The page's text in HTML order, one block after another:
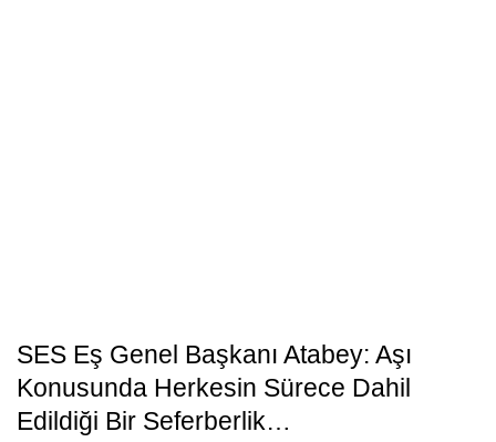
SES Eş Genel Başkanı Atabey: Aşı
Konusunda Herkesin Sürece Dahil
Edildiği Bir Seferberlik…